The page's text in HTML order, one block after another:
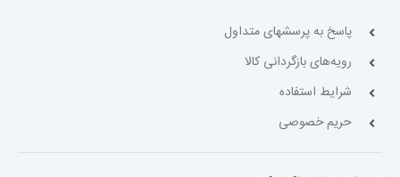
پاسخ به پرسشهای متداول
رویه‌های بازگردانی کالا
شرایط استفاده
حریم خصوصی